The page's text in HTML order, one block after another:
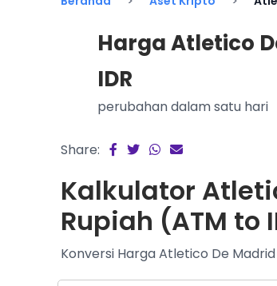
Harga Atletico
IDR
perubahan dalam satu hari
Share:
Kalkulator
Rupiah (ATM to
Konversi Harga Atletico De